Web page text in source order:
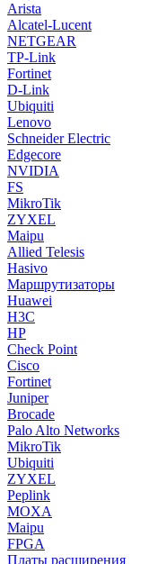
Arista
Alcatel-Lucent
NETGEAR
TP-Link
Fortinet
D-Link
Ubiquiti
Lenovo
Schneider Electric
Edgecore
NVIDIA
FS
MikroTik
ZYXEL
Maipu
Allied Telesis
Hasivo
Маршрутизаторы
Huawei
H3C
HP
Check Point
Cisco
Fortinet
Juniper
Brocade
Palo Alto Networks
MikroTik
Ubiquiti
ZYXEL
Peplink
MOXA
Maipu
FPGA
Платы расширения